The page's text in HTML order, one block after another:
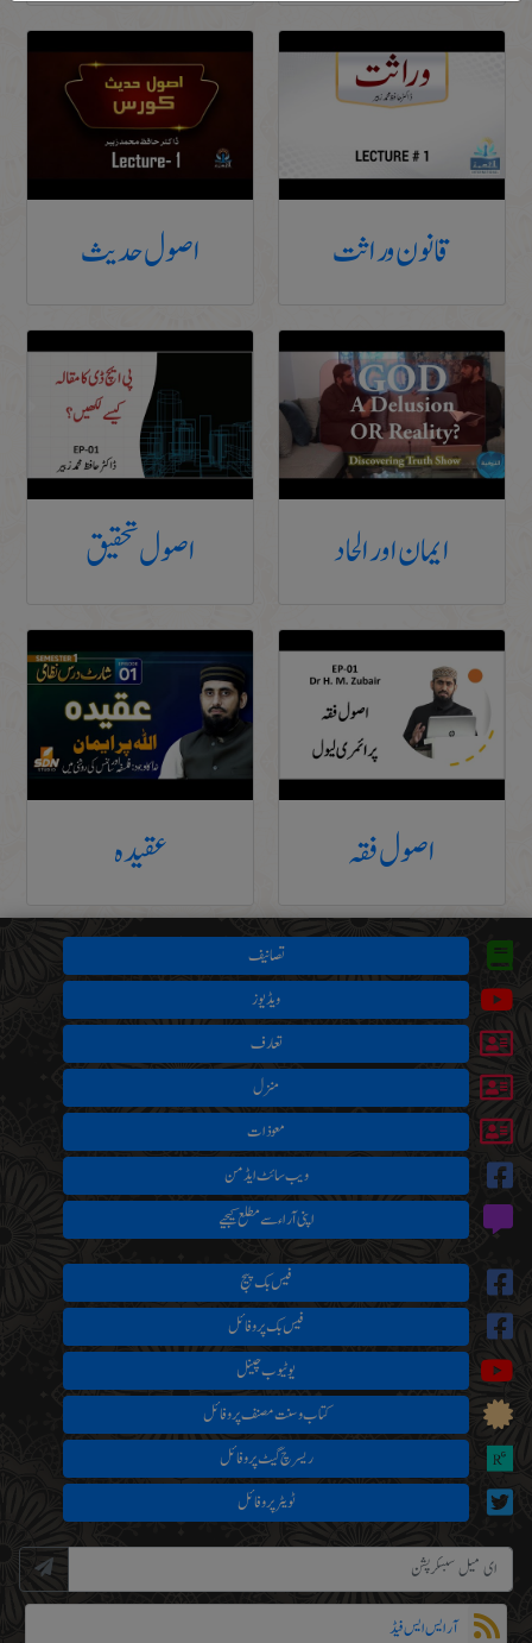
قانون وراثت اصول حدیث
ایمان اور الحاد اصول تحقیق
اصول فقہ عقیدہ
تصانیف
ویڈیوز
تعارف
منزل
معوذات
ویب سائٹ ایڈمن
اپنی آراء سے مطلع کیجیے
فیس بک پیج
فیس بک پروفائل
یوٹیوب چینل
کتاب و سنت مصنف پروفائل
ریسرچ گیٹ پروفائل
ٹویٹر پروفائل
آر ایس ایس فیڈ